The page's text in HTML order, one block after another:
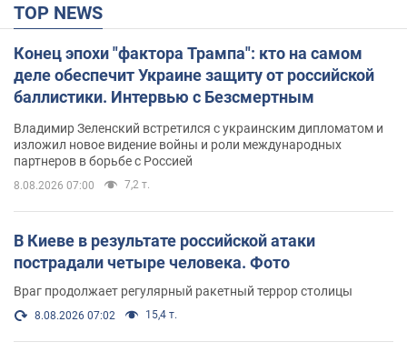
TOP NEWS
Конец эпохи "фактора Трампа": кто на самом
деле обеспечит Украине защиту от российской
баллистики. Интервью с Безсмертным
Владимир Зеленский встретился с украинским дипломатом и
изложил новое видение войны и роли международных
партнеров в борьбе с Россией
8.08.2026 07:00 7,2 т.
В Киеве в результате российской атаки
пострадали четыре человека. Фото
Враг продолжает регулярный ракетный террор столицы
8.08.2026 07:02 15,4 т.